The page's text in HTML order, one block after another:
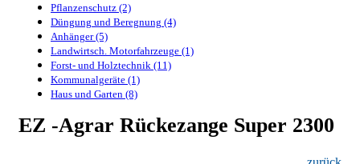
Pflanzenschutz (2)
Düngung und Beregnung (4)
Anhänger (5)
Landwirtsch. Motorfahrzeuge (1)
Forst- und Holztechnik (11)
Kommunalgeräte (1)
Haus und Garten (8)
EZ -Agrar Rückezange Super 2300